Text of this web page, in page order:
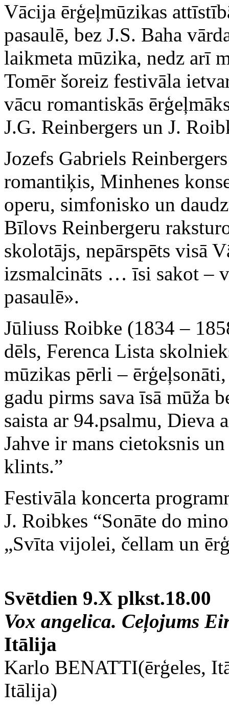
Vācija ērģeļmūzikas
pasaulē, bez J.S. Baha
laikmeta mūzika, nedz arī
Tomēr šoreiz festivāla
vācu romantiskās
J.G. Reinbergers un J.
Jozefs Gabriels
romantiķis, Minhenes
operu, simfonisko un
Bīlovs Reinbergeru
skolotājs, nepārspēts visā
izsmalcināts … īsi sakot –
pasaulē».
Jūliuss Roibke (1834 –
dēls, Ferenca Lista
mūzikas pērli –
gadu pirms sava īsā mūža
saista ar 94.psalmu,
Jahve ir mans cietoksnis
klints.”
Festivāla koncerta
J. Roibkes “Sonāte do
„Svīta vijolei, čellam un
Svētdien 9.X plkst.18.00
Vox angelica. Ceļojums
Itālija
‍Karlo BENATTI(ērģeles,
Itālija)